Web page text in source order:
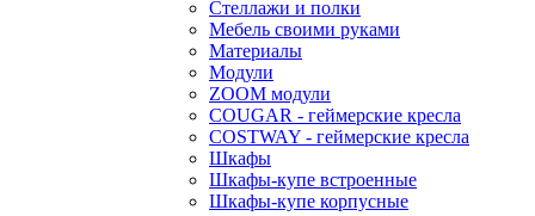
Стеллажи и полки
Мебель своими руками
Материалы
Модули
ZOOM модули
COUGAR - геймерские кресла
COSTWAY - геймерские кресла
Шкафы
Шкафы-купе встроенные
Шкафы-купе корпусные